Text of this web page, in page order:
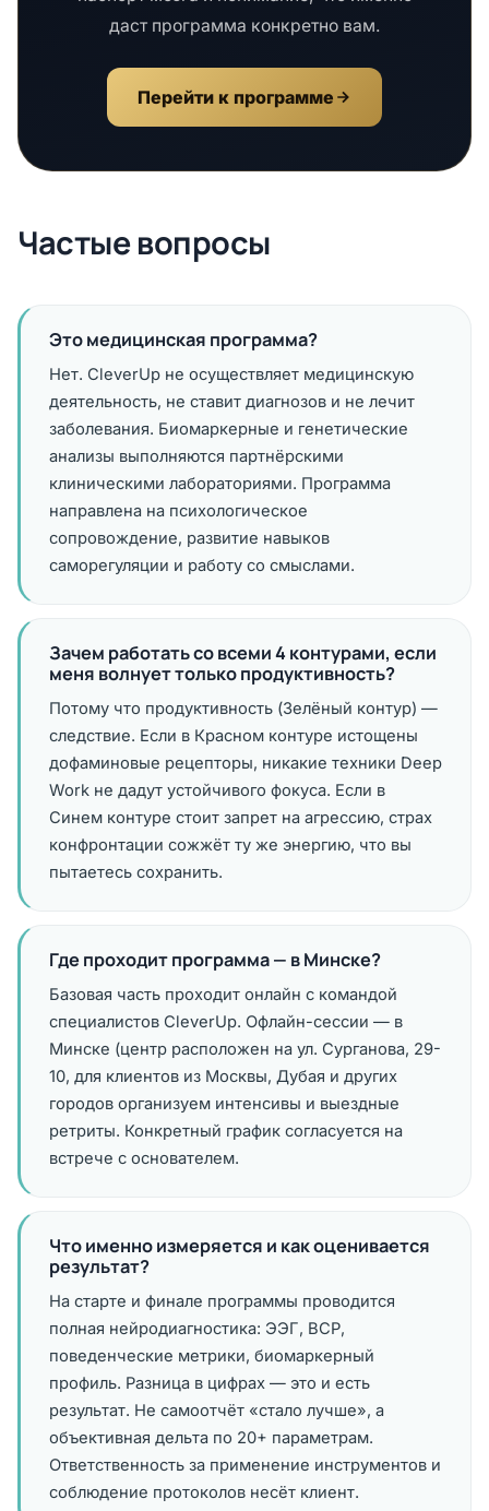
даст программа конкретно вам.
Перейти к программе
Частые вопросы
Это медицинская программа?
Нет. CleverUp не осуществляет медицинскую
деятельность, не ставит диагнозов и не лечит
заболевания. Биомаркерные и генетические
анализы выполняются партнёрскими
клиническими лабораториями. Программа
направлена на психологическое
сопровождение, развитие навыков
саморегуляции и работу со смыслами.
Зачем работать со всеми 4 контурами, если
меня волнует только продуктивность?
Потому что продуктивность (Зелёный контур) —
следствие. Если в Красном контуре истощены
дофаминовые рецепторы, никакие техники Deep
Work не дадут устойчивого фокуса. Если в
Синем контуре стоит запрет на агрессию, страх
конфронтации сожжёт ту же энергию, что вы
пытаетесь сохранить.
Где проходит программа — в Минске?
Базовая часть проходит онлайн с командой
специалистов CleverUp. Офлайн-сессии — в
Минске (центр расположен на ул. Сурганова, 29-
10, для клиентов из Москвы, Дубая и других
городов организуем интенсивы и выездные
ретриты. Конкретный график согласуется на
встрече с основателем.
Что именно измеряется и как оценивается
результат?
На старте и финале программы проводится
полная нейродиагностика: ЭЭГ, ВСР,
поведенческие метрики, биомаркерный
профиль. Разница в цифрах — это и есть
результат. Не самоотчёт «стало лучше», а
объективная дельта по 20+ параметрам.
Ответственность за применение инструментов и
соблюдение протоколов несёт клиент.